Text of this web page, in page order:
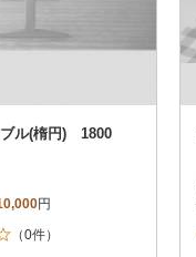
ル(楕円) 1800
円
（0件）